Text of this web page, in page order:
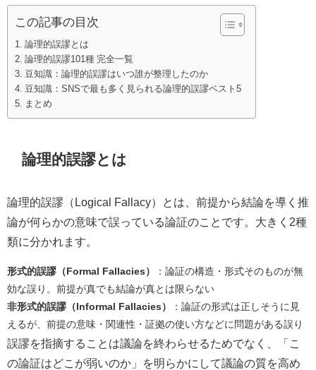
この記事の目次
論理的誤謬とは
論理的誤謬101種 完全一覧
豆知識：論理的誤謬はいつ誰が整理したのか
豆知識：SNSで最も多く見られる論理的誤謬ベスト5
まとめ
論理的誤謬とは
論理的誤謬（Logical Fallacy）とは、前提から結論を導く推
論が何らかの意味で誤っている論証のことです。大きく2種
類に分かれます。
形式的誤謬（Formal Fallacies）
：論証の構造・形式そのものが無
効な誤り。前提が真でも結論が真とは限らない
非形式的誤謬（Informal Fallacies）
：論証の形式は正しそうに見
えるが、前提の意味・関連性・証拠の使い方などに問題がある誤り
誤謬を指摘することは議論を終わらせるためでなく、「こ
の論証はどこが弱いのか」を明らかにして議論の質を高め